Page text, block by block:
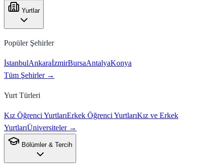
Yurtlar
Popüler Şehirler
İstanbulAnkaraİzmirBursaAntalyaKonya
Tüm Şehirler →
Yurt Türleri
Kız Öğrenci YurtlarıErkek Öğrenci YurtlarıKız ve Erkek
YurtlarıÜniversiteler →
Bölümler & Tercih